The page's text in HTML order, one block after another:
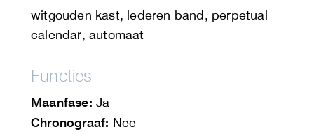
witgouden kast, lederen band, perpetual
calendar, automaat
Functies
Maanfase: Ja
Chronograaf: Nee